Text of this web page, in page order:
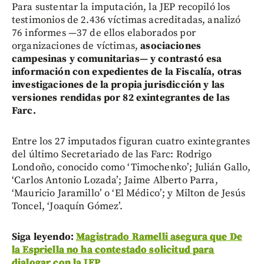
Para sustentar la imputación, la JEP recopiló los
testimonios de 2.436 víctimas acreditadas, analizó
76 informes —37 de ellos elaborados por
organizaciones de víctimas, asociaciones
campesinas y comunitarias— y contrastó esa
información con expedientes de la Fiscalía, otras
investigaciones de la propia jurisdicción y las
versiones rendidas por 82 exintegrantes de las
Farc.
Entre los 27 imputados figuran cuatro exintegrantes
del último Secretariado de las Farc: Rodrigo
Londoño, conocido como ‘Timochenko’; Julián Gallo,
‘Carlos Antonio Lozada’; Jaime Alberto Parra,
‘Mauricio Jaramillo’ o ‘El Médico’; y Milton de Jesús
Toncel, ‘Joaquín Gómez’.
Siga leyendo:Magistrado Ramelli asegura que De
la Espriella no ha contestado solicitud para